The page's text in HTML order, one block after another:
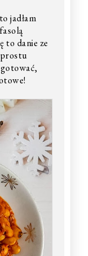
jadłam
to danie ze